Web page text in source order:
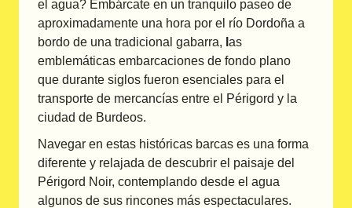
el agua? Embárcate en un tranquilo paseo de
aproximadamente una hora por el río Dordoña a
bordo de una tradicional gabarra, as
emblemáticas embarcaciones de fondo plano
que durante siglos fueron esenciales para el
transporte de mercancías entre el Périgord y la
ciudad de Burdeos.
Navegar en estas históricas barcas es una forma
diferente y relajada de descubrir el paisaje del
Périgord Noir, contemplando desde el agua
algunos de sus rincones más espectaculares.